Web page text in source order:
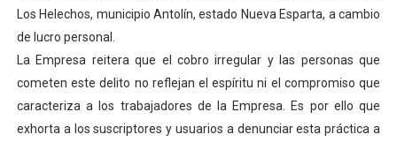
Expertos inspeccionan espacios del OAN para la
Los Helechos, municipio Antolín, estado Nueva Esparta, a cambio
de lucro personal.
La Empresa reitera que el cobro irregular y las personas que
cometen este delito no reflejan el espíritu ni el compromiso que
caracteriza a los trabajadores de la Empresa. Es por ello que
exhorta a los suscriptores y usuarios a denunciar esta práctica a